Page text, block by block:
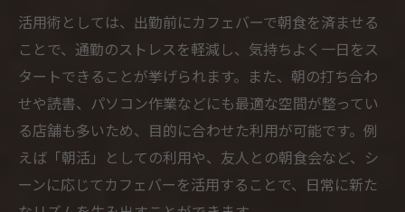
活用術としては、出勤前にカフェバーで朝食を済ませる
ことで、通勤のストレスを軽減し、気持ちよく一日をス
タートできることが挙げられます。また、朝の打ち合わ
せや読書、パソコン作業などにも最適な空間が整ってい
る店舗も多いため、目的に合わせた利用が可能です。例
えば「朝活」としての利用や、友人との朝食会など、シ
ーンに応じてカフェバーを活用することで、日常に新た